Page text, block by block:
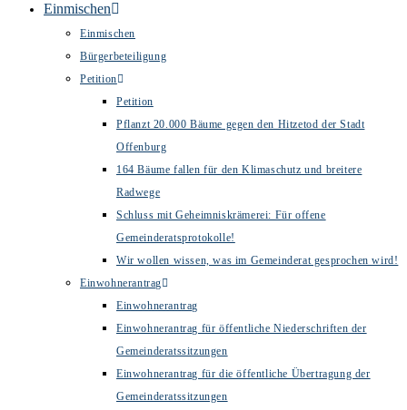
Einmischen
Einmischen
Bürgerbeteiligung
Petition
Petition
Pflanzt 20.000 Bäume gegen den Hitzetod der Stadt
Offenburg
164 Bäume fallen für den Klimaschutz und breitere
Radwege
Schluss mit Geheimniskrämerei: Für offene
Gemeinderatsprotokolle!
Wir wollen wissen, was im Gemeinderat gesprochen wird!
Einwohnerantrag
Einwohnerantrag
Einwohnerantrag für öffentliche Niederschriften der
Gemeinderatssitzungen
Einwohnerantrag für die öffentliche Übertragung der
Gemeinderatssitzungen